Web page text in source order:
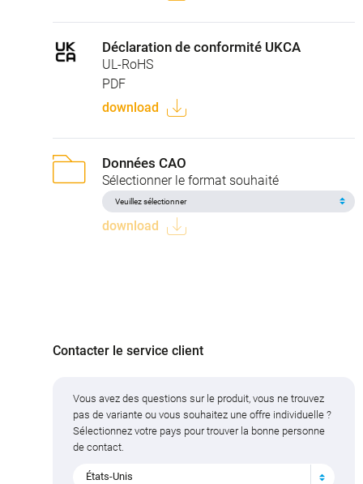
Déclaration de conformité UKCA
UL-RoHS
PDF
download
Données CAO
Sélectionner le format souhaité
download
Contacter le service client
Vous avez des questions sur le produit, vous ne trouvez
pas de variante ou vous souhaitez une offre individuelle ?
Sélectionnez votre pays pour trouver la bonne personne
de contact.
États-Unis